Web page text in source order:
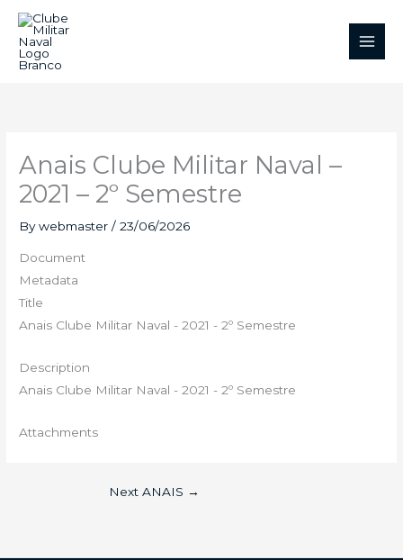
Skip
content
Anais Clube Militar Naval –
2021 – 2º Semestre
Bywebmaster/23/06/2026
Document
Metadata
Title
Anais Clube Militar Naval - 2021 - 2º Semestre
Description
Anais Clube Militar Naval - 2021 - 2º Semestre
Attachments
Next ANAIS →